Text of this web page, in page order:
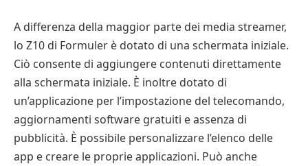
A differenza della maggior parte dei media streamer,
lo Z10 di Formuler è dotato di una schermata iniziale.
Ciò consente di aggiungere contenuti direttamente
alla schermata iniziale. È inoltre dotato di
un’applicazione per l’impostazione del telecomando,
aggiornamenti software gratuiti e assenza di
pubblicità. È possibile personalizzare l’elenco delle
app e creare le proprie applicazioni. Può anche